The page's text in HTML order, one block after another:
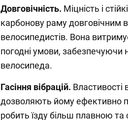
Довговічність. Міцність і
карбонову раму довговічним
велосипедистів. Вона
погодні умови, забезпечуючи
велосипеда.
Гасіння вібрацій. Властивості
дозволяють йому ефективно
робить їзду більш плавною